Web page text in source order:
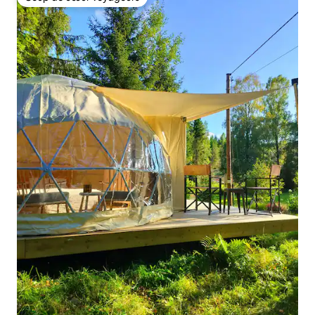
Coup de cœur voyageurs